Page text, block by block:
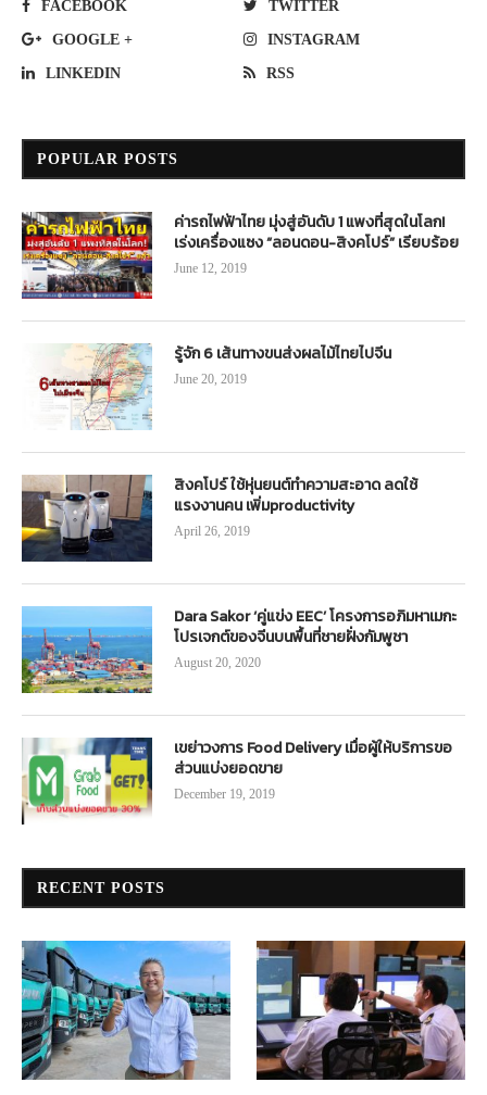
FACEBOOK TWITTER
GOOGLE + INSTAGRAM
LINKEDIN RSS
POPULAR POSTS
ค่ารถไฟฟ้าไทย มุ่งสู่อันดับ 1 แพงที่สุดในโลก!
เร่งเครื่องแซง “ลอนดอน-สิงคโปร์” เรียบร้อย
June 12, 2019
รู้จัก 6 เส้นทางขนส่งผลไม้ไทยไปจีน
June 20, 2019
สิงคโปร์ ใช้หุ่นยนต์ทำความสะอาด ลดใช้
แรงงานคน เพิ่มproductivity
April 26, 2019
Dara Sakor ‘คู่แข่ง EEC’ โครงการอภิมหาเมกะ
โปรเจกต์ของจีนบนพื้นที่ชายฝั่งกัมพูชา
August 20, 2020
เขย่าวงการ Food Delivery เมื่อผู้ให้บริการขอ
ส่วนแบ่งยอดขาย
December 19, 2019
RECENT POSTS